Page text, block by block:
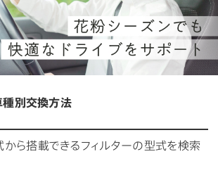
別交換方法
ら搭載できるフィルターの型式を検索